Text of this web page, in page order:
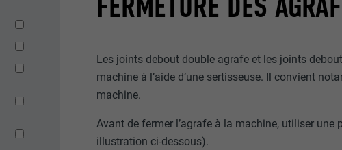
Les joints debout double agrafe et les joints
machine à l’aide d’une sertisseuse. Il convient
machine.
Avant de fermer l’agrafe à la machine, utiliser
illustration ci-dessous).